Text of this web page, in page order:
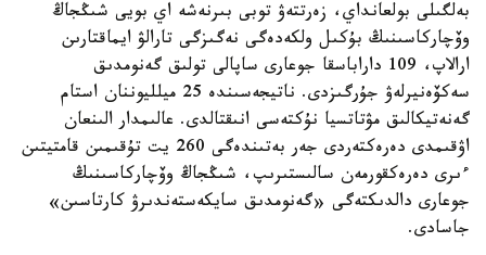
بەلگىلى بولعانداي، زەرتتەۋ توبى بىرنەشە اي بويى شىڭجاڭ
وۆچاركاسىنىڭ بۇكىل ولكەدەگى نەگىزگى تارالۋ ايماقتارىن
ارالاپ، 109 داراباسقا جوعارى ساپالى تولىق گەنومدىق
سەكۆەنيرلەۋ جۇرگىزدى. ناتيجەسىندە 25 ميلليوننان استام
گەنەتيكالىق مۋتاتسيا نۇكتەسى انىقتالدى. عالىمدار الىنعان
اۋقىمدى دەرەكتەردى جەر بەتىندەگى 260 يت تۇقىمىن قامتيتىن
ءىرى دەرەكقورمەن سالىستىرىپ، شىڭجاڭ وۆچاركاسىنىڭ
جوعارى دالدىكتەگى «گەنومدىق سايكەستەندىرۋ كارتاسىن»
جاسادى.